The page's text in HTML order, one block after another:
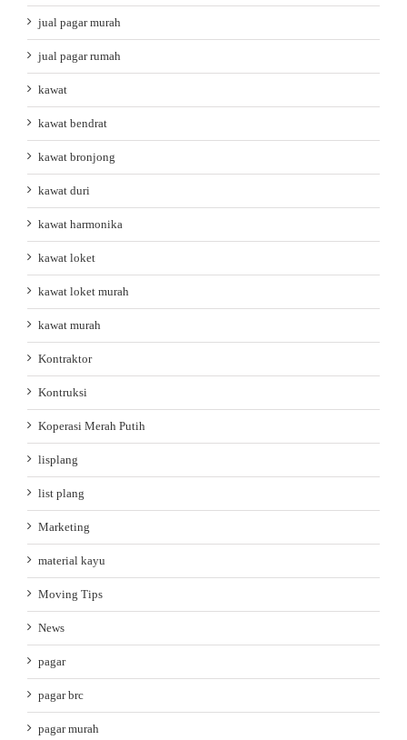
jual pagar murah
jual pagar rumah
kawat
kawat bendrat
kawat bronjong
kawat duri
kawat harmonika
kawat loket
kawat loket murah
kawat murah
Kontraktor
Kontruksi
Koperasi Merah Putih
lisplang
list plang
Marketing
material kayu
Moving Tips
News
pagar
pagar brc
pagar murah